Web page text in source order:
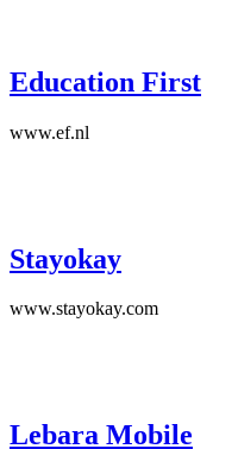
Education First
www.ef.nl
Stayokay
www.stayokay.com
Lebara Mobile